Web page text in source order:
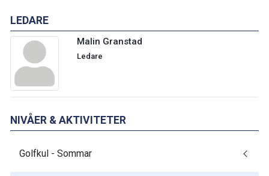
LEDARE
Malin Granstad
Ledare
NIVÅER & AKTIVITETER
Golfkul - Sommar